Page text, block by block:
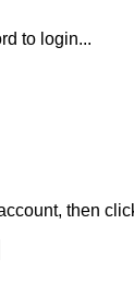
to login...
then